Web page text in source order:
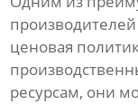
производителей
ценовая
ресурсам, они